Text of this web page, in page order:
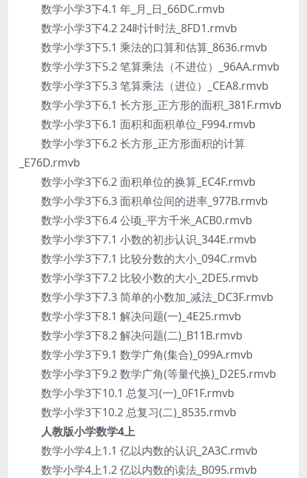
数学小学3下4.1 年_月_日_66DC.rmvb
数学小学3下4.2 24时计时法_8FD1.rmvb
数学小学3下5.1 乘法的口算和估算_8636.rmvb
数学小学3下5.2 笔算乘法（不进位）_96AA.rmvb
数学小学3下5.3 笔算乘法（进位）_CEA8.rmvb
数学小学3下6.1 长方形_正方形的面积_381F.rmvb
数学小学3下6.1 面积和面积单位_F994.rmvb
数学小学3下6.2 长方形_正方形面积的计算
_E76D.rmvb
数学小学3下6.2 面积单位的换算_EC4F.rmvb
数学小学3下6.3 面积单位间的进率_977B.rmvb
数学小学3下6.4 公顷_平方千米_ACB0.rmvb
数学小学3下7.1 小数的初步认识_344E.rmvb
数学小学3下7.1 比较分数的大小_094C.rmvb
数学小学3下7.2 比较小数的大小_2DE5.rmvb
数学小学3下7.3 简单的小数加_减法_DC3F.rmvb
数学小学3下8.1 解决问题(一)_4E25.rmvb
数学小学3下8.2 解决问题(二)_B11B.rmvb
数学小学3下9.1 数学广角(集合)_099A.rmvb
数学小学3下9.2 数学广角(等量代换)_D2E5.rmvb
数学小学3下10.1 总复习(一)_0F1F.rmvb
数学小学3下10.2 总复习(二)_8535.rmvb
人教版小学数学4上
数学小学4上1.1 亿以内数的认识_2A3C.rmvb
数学小学4上1.2 亿以内数的读法_B095.rmvb